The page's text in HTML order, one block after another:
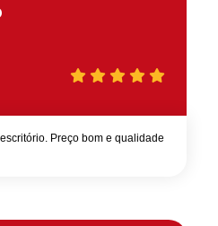
Preço bom e qualidade